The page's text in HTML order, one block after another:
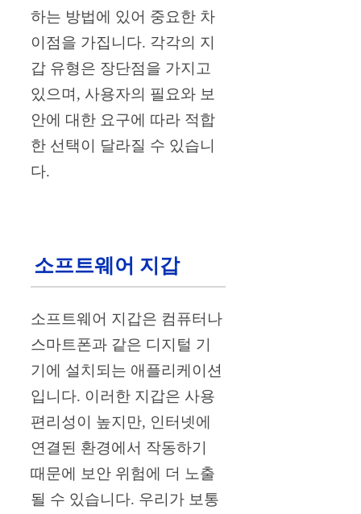
하는 방법에 있어 중요한 차
이점을 가집니다. 각각의 지
갑 유형은 장단점을 가지고
있으며, 사용자의 필요와 보
안에 대한 요구에 따라 적합
한 선택이 달라질 수 있습니
다.
소프트웨어 지갑
소프트웨어 지갑은 컴퓨터나
스마트폰과 같은 디지털 기
기에 설치되는 애플리케이션
입니다. 이러한 지갑은 사용
편리성이 높지만, 인터넷에
연결된 환경에서 작동하기
때문에 보안 위험에 더 노출
될 수 있습니다. 우리가 보통